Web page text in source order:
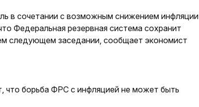
в сочетании с возможным снижением инфляции
Федеральная резервная система сохранит
следующем заседании, сообщает экономист
что борьба ФРС с инфляцией не может быть